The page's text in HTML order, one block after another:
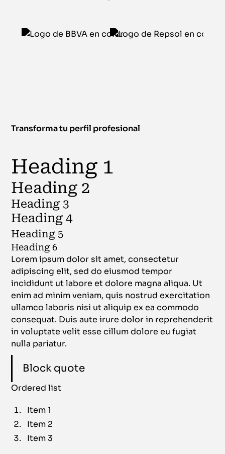
Transforma tu perfil profesional
Heading 1
Heading 2
Heading 3
Heading 4
Heading 5
Heading 6
Lorem ipsum dolor sit amet, consectetur
adipiscing elit, sed do eiusmod tempor
incididunt ut labore et dolore magna aliqua. Ut
enim ad minim veniam, quis nostrud exercitation
ullamco laboris nisi ut aliquip ex ea commodo
consequat. Duis aute irure dolor in reprehenderit
in voluptate velit esse cillum dolore eu fugiat
nulla pariatur.
Block quote
Ordered list
Item 1
Item 2
Item 3